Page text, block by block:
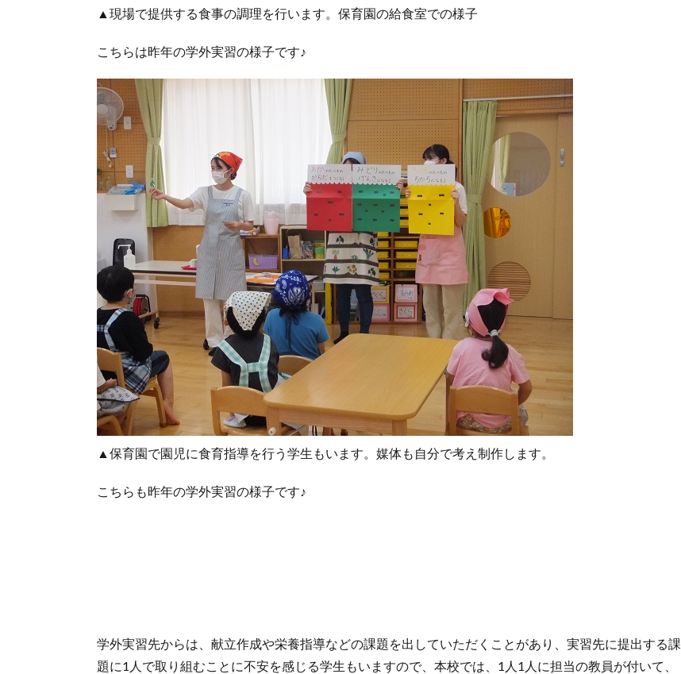
▲現場で提供する食事の調理を行います。保育園の給食室での様子
こちらは昨年の学外実習の様子です♪
▲保育園で園児に食育指導を行う学生もいます。媒体も自分で考え制作します。
こちらも昨年の学外実習の様子です♪
学外実習先からは、献立作成や栄養指導などの課題を出していただくことがあり、実習先に提出する課
題に1人で取り組むことに不安を感じる学生もいますので、本校では、1人1人に担当の教員が付いて、